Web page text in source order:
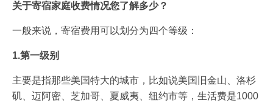
关于寄宿家庭收费情况您了解多少？
一般来说，寄宿费用可以划分为四个等级：
1.第一级别
主要是指那些美国特大的城市，比如说美国旧金山、洛杉
矶、迈阿密、芝加哥、夏威夷、纽约市等，生活费是1000